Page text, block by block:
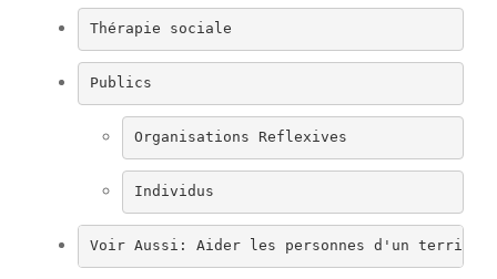
Thérapie sociale
Publics
Organisations Reflexives
Individus
Voir Aussi: Aider les personnes d'un